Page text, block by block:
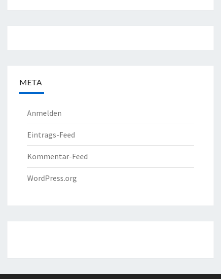
META
Anmelden
Eintrags-Feed
Kommentar-Feed
WordPress.org